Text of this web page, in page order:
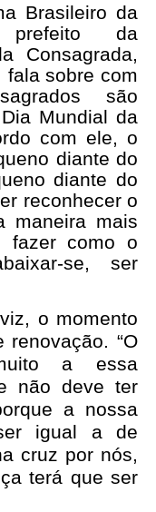
Brasileiro da
da
Consagrada,
fala sobre com
são
Mundial da
com ele, o
diante do
diante do
reconhecer o
maneira mais
fazer como o
se, ser
o momento
“O
a essa
não deve ter
a nossa
igual a de
cruz por nós,
terá que ser